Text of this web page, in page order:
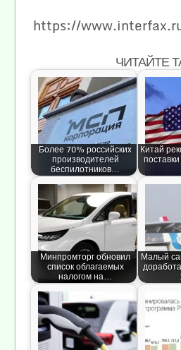
https://
ЧИТАЙТЕ
Более 70% российских
производителей
беспилотников…
Китай
Минпромторг обновил
список облагаемых
налогом на…
Малый